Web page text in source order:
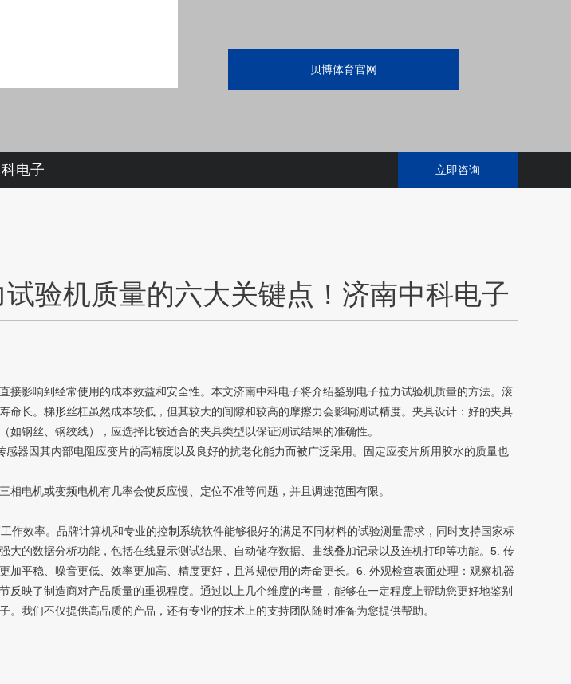
贝博体育官网
电子 立即咨询
验机质量的六大关键点！济南中科电子
影响到经常使用的成本效益和安全性。本文济南中科电子将介绍鉴别电子拉力试验机质量的方法。滚
长。梯形丝杠虽然成本较低，但其较大的间隙和较高的摩擦力会影响测试精度。夹具设计：好的夹具
钢丝、钢绞线），应选择比较适合的夹具类型以保证测试结果的准确性。
因其内部电阻应变片的高精度以及良好的抗老化能力而被广泛采用。固定应变片所用胶水的质量也
机或变频电机有几率会使反应慢、定位不准等问题，并且调速范围有限。
效率。品牌计算机和专业的控制系统软件能够很好的满足不同材料的试验测量需求，同时支持国家标
的数据分析功能，包括在线显示测试结果、自动储存数据、曲线叠加记录以及连机打印等功能。5. 传
平稳、噪音更低、效率更加高、精度更好，且常规使用的寿命更长。6. 外观检查表面处理：观察机器
映了制造商对产品质量的重视程度。通过以上几个维度的考量，能够在一定程度上帮助您更好地鉴别
我们不仅提供高品质的产品，还有专业的技术上的支持团队随时准备为您提供帮助。